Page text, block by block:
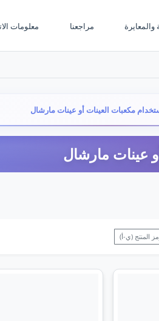
والمعايرة مراجعنا معلومات
مكعبات العينات أو عينات مارشال
عينات مارشال
المنتج (ي-أ)